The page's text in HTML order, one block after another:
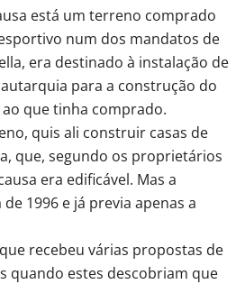
está um terreno comprado
num dos mandatos de
era destinado à instalação de
para a construção do
que tinha comprado.
quis ali construir casas de
que, segundo os proprietários
era edificável. Mas a
1996 e já previa apenas a
recebeu várias propostas de
quando estes descobriam que